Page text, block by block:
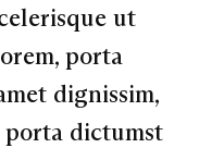
ut
porta
dignissim,
porta dictumst